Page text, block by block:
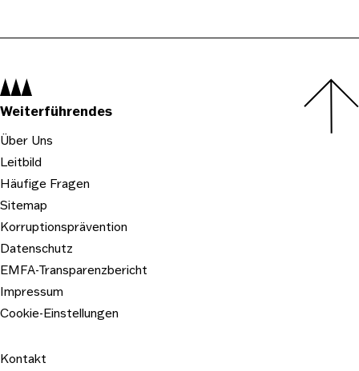
Navigation:
Weiterführendes
Über Uns
Leitbild
Häufige Fragen
Sitemap
Korruptionsprävention
Datenschutz
EMFA-Transparenzbericht
Impressum
Cookie-Einstellungen
Kontakt